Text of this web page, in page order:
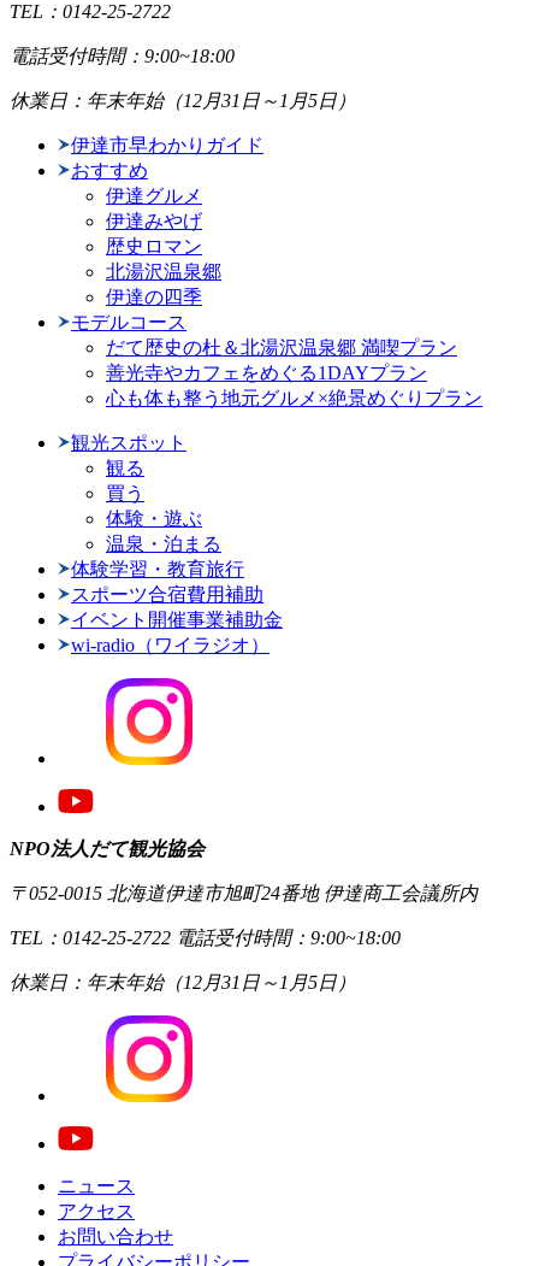
TEL：0142-25-2722
電話受付時間：9:00~18:00
休業日：年末年始（12月31日～1月5日）
伊達市早わかりガイド
おすすめ
伊達グルメ
伊達みやげ
歴史ロマン
北湯沢温泉郷
伊達の四季
モデルコース
だて歴史の杜＆北湯沢温泉郷 満喫プラン
善光寺やカフェをめぐる1DAYプラン
心も体も整う地元グルメ×絶景めぐりプラン
観光スポット
観る
買う
体験・遊ぶ
温泉・泊まる
体験学習・教育旅行
スポーツ合宿費用補助
イベント開催事業補助金
wi-radio（ワイラジオ）
NPO法人だて観光協会
〒052-0015 北海道伊達市旭町24番地 伊達商工会議所内
TEL：0142-25-2722 電話受付時間：9:00~18:00
休業日：年末年始（12月31日～1月5日）
ニュース
アクセス
お問い合わせ